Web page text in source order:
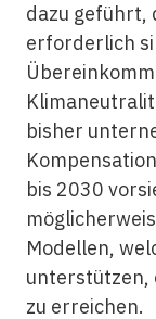
dazu geführt,
erforderlich
bisher
bis 2030
Modellen,
unterstützen,
zu erreichen.